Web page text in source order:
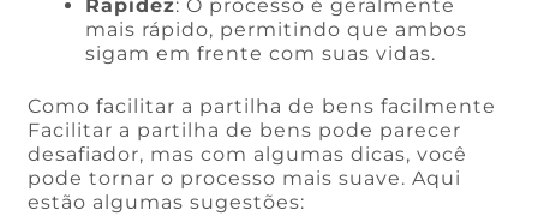
Rapidez: O processo é geralmente
mais rápido, permitindo que ambos
sigam em frente com suas vidas.
Como facilitar a partilha de bens facilmente
Facilitar a partilha de bens pode parecer
desafiador, mas com algumas dicas, você
pode tornar o processo mais suave. Aqui
estão algumas sugestões: